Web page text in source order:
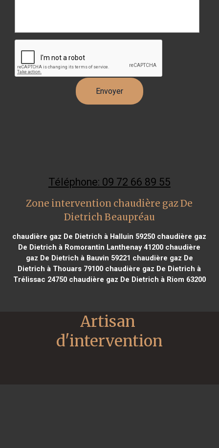
Téléphone: 09 72 66 89 55
Zone intervention chaudière gaz De
Dietrich Beaupréau
chaudière gaz De Dietrich à Halluin 59250 chaudière gaz
De Dietrich à Romorantin Lanthenay 41200 chaudière
gaz De Dietrich à Bauvin 59221 chaudière gaz De
Dietrich à Thouars 79100 chaudière gaz De Dietrich à
Trélissac 24750chaudière gaz De Dietrich à Riom 63200
Artisan
d'intervention